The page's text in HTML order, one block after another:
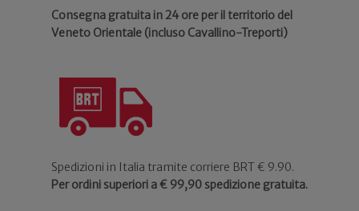
Consegna gratuita in 24 ore per il territorio del
Veneto Orientale (incluso Cavallino-Treporti)
Spedizioni in Italia tramite corriere BRT € 9.90.
Per ordini superiori a € 99,90 spedizione gratuita.